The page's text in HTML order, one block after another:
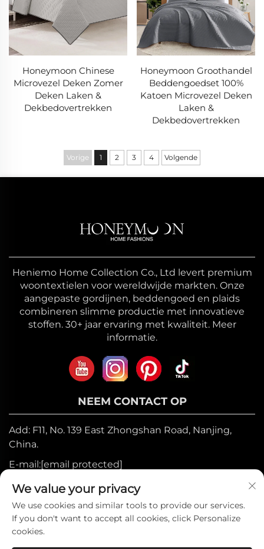
Honeymoon Chinese
Microvezel Deken Zomer
Deken Laken &
Dekbedovertrekken
Honeymoon Groothandel
Beddengoedset 100%
Katoen Microvezel Deken
Laken &
Dekbedovertrekken
Vorige 1 2 3 4 Volgende
Heniemo Home Collection Co., Ltd levert premium
woontextielen voor wereldwijde markten. Onze
aangepaste gordijnen, beddengoed en plaids
combineren slimme productie met innovatieve
stoffen. 30+ jaar ervaring met kwaliteit. Meer
informatie.
NEEM CONTACT OP
Add: F11, No. 139 East Zhongshan Road, Nanjing,
China.
E-mail:[email protected]
Mobiel:+86-17327710449
Tel:+86-025-84573776
Auteursrecht © 2025 door Heniemo Home
We value your privacy
We use cookies and similar tools to provide our services.
If you don't want to accept all cookies, click Personalize
cookies.